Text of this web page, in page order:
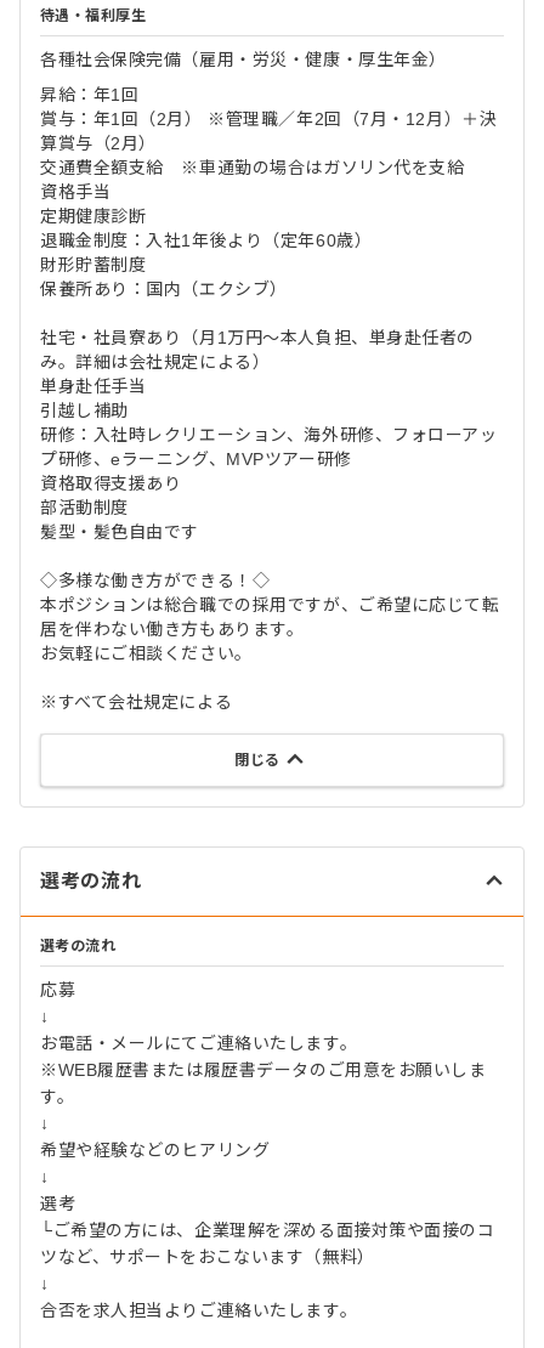
待遇・福利厚生
各種社会保険完備（雇用・労災・健康・厚生年金）
昇給：年1回
賞与：年1回（2月） ※管理職／年2回（7月・12月）＋決
算賞与（2月）
交通費全額支給 ※車通勤の場合はガソリン代を支給
資格手当
定期健康診断
退職金制度：入社1年後より（定年60歳）
財形貯蓄制度
保養所あり：国内（エクシブ）
社宅・社員寮あり（月1万円～本人負担、単身赴任者の
み。詳細は会社規定による）
単身赴任手当
引越し補助
研修：入社時レクリエーション、海外研修、フォローアッ
プ研修、eラーニング、MVPツアー研修
資格取得支援あり
部活動制度
髪型・髪色自由です
◇多様な働き方ができる！◇
本ポジションは総合職での採用ですが、ご希望に応じて転
居を伴わない働き方もあります。
お気軽にご相談ください。
※すべて会社規定による
閉じる
選考の流れ
選考の流れ
応募
↓
お電話・メールにてご連絡いたします。
※WEB履歴書または履歴書データのご用意をお願いしま
す。
↓
希望や経験などのヒアリング
↓
選考
└ご希望の方には、企業理解を深める面接対策や面接のコ
ツなど、サポートをおこないます（無料）
↓
合否を求人担当よりご連絡いたします。